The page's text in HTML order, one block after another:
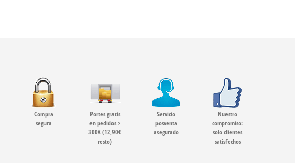
Compra
segura
Portes gratis
en pedidos >
300€ (12,90€
resto)
Servicio
posventa
asegurado
Nuestro
compromiso:
solo clientes
satisfechos